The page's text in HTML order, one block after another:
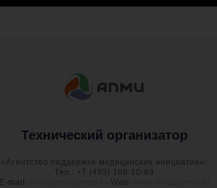
Технический организатор
«Агентство поддержки медицинских инициатив»:
Тел.: +7 (495) 109-10-69
E-mail:
Web: